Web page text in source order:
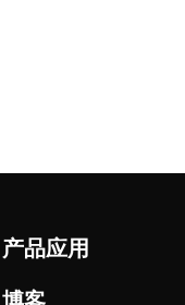
产品应用